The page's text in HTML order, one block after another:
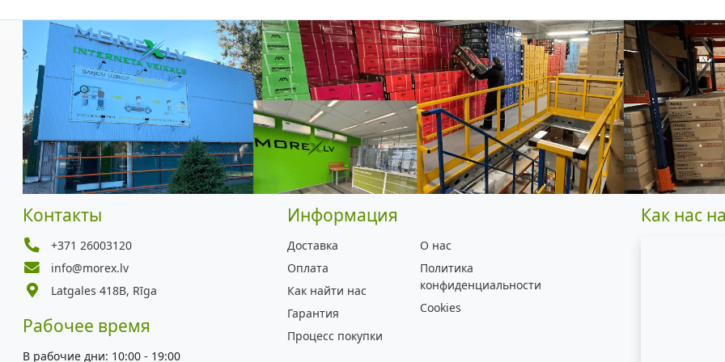
Контакты
+371 26003120
info@morex.lv
Latgales 418B, Rīga
Рабочее время
В рабочие дни: 10:00 - 19:00
Информация
Доставка
Оплата
Как найти нас
Гарантия
Процесс покупки
О нас
Политика
конфиденциальности
Cookies
Как нас